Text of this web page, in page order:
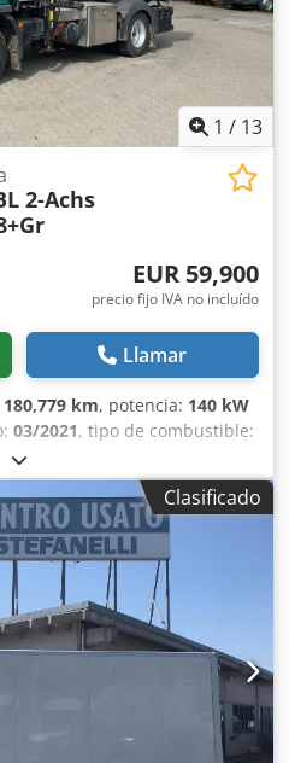
1 / 13
2-Achs
EUR 59,900
precio fijo IVA no incluído
Llamar
180,779 km, potencia: 140 kW
03/2021, tipo de combustible:
, configuración de ejes:
2026, tipo de engranaje:
Euro 6, volumen del espacio
espacio de carga:3,800 mm
2,350 mm, altura del
, Equipamiento:
ABS, aire
estacionamiento, grúa,
* ASR (Control de tracción) *
Estabilidad) * Asistente de
* Tempomat (control de
* Espejos eléctricos
* Asiento neumático
Clasificado